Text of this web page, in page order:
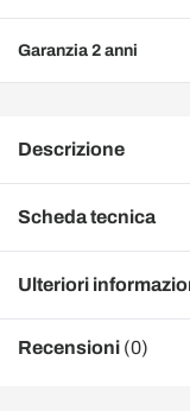
Garanzia 2 anni
Descrizione
Scheda tecnica
Ulteriori
Recensioni (0)